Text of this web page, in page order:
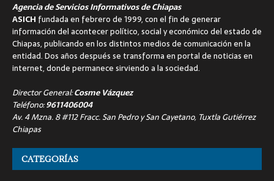
Agencia de Servicios Informativos de Chiapas
ASICH fundada en febrero de 1999, con el fin de generar
información del acontecer político, social y económico del estado de
Chiapas, publicando en los distintos medios de comunicación en la
entidad. Dos años después se transforma en portal de noticias en
internet, donde permanece sirviendo a la sociedad.
Director General:Cosme Vázquez
Teléfono:9611406004
Av. 4 Mzna. 8 #112 Fracc. San Pedro y San Cayetano, Tuxtla Gutiérrez
Chiapas
CATEGORÍAS